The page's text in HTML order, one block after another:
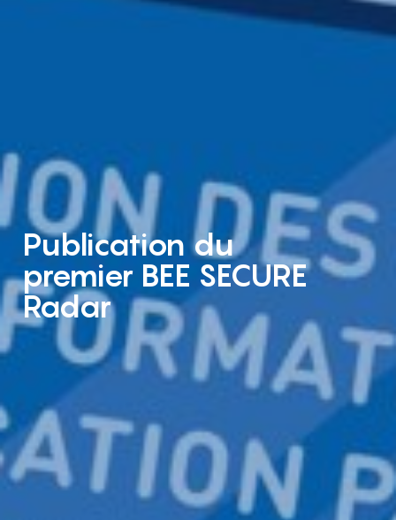
Publication du
premier BEE SECURE
Radar